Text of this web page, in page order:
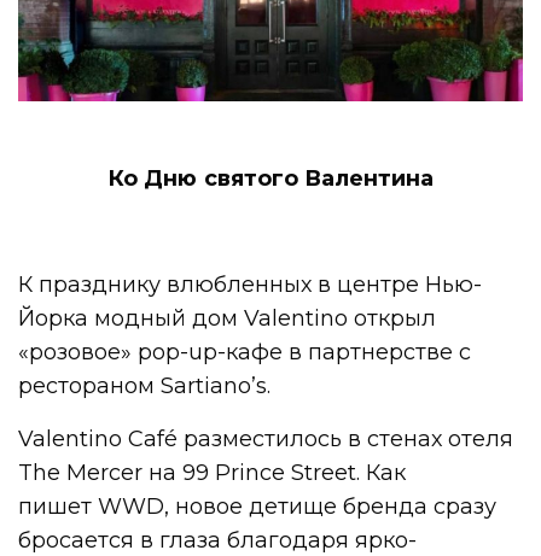
Ко Дню святого Валентина
К празднику влюбленных в центре Нью-
Йорка модный дом Valentino открыл
«розовое» pop-up-кафе в партнерстве с
рестораном Sartiano’s.
Valentino Café разместилось в стенах отеля
The Mercer на 99 Prince Street. Как
пишет WWD, новое детище бренда сразу
бросается в глаза благодаря ярко-